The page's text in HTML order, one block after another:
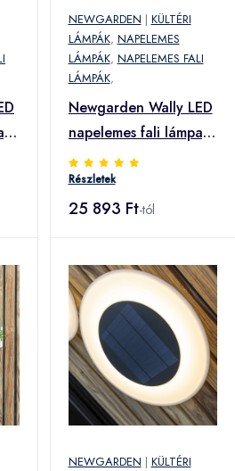
NEWGARDEN | KÜLTÉRI
LÁMPÁK, NAPELEMES
LÁMPÁK, NAPELEMES FALI
LÁMPÁK,
Newgarden Wally LED
napelemes fali lámpa,
Ø 39 cm
Részletek
25 893 Ft-tól
NEWGARDEN | KÜLTÉRI